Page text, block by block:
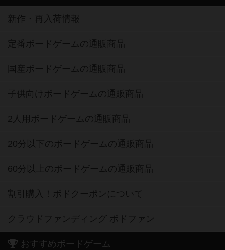
新作・再入荷情報
定番ボードゲームの通販商品
国産ボードゲームの通販商品
子供向けボードゲームの通販商品
2人用ボードゲームの通販商品
20分以下のボードゲームの通販商品
60分以上のボードゲームの通販商品
割引購入！ボドクーポンについて
クラウドファンディング ボドファン
おすすめボードゲーム